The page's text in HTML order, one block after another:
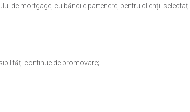
de mortgage, cu băncile partenere, pentru clienții selectați.
continue de promovare;